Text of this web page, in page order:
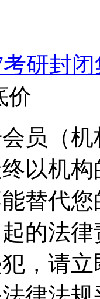
研封
价
员（
以机
替代
的法
，请